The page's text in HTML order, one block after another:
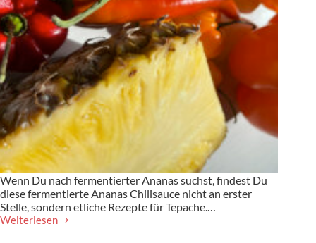
Wenn Du nach fermentierter Ananas suchst, findest Du
diese fermentierte Ananas Chilisauce nicht an erster
Stelle, sondern etliche Rezepte für Tepache.…
Weiterlesen
Fruchtig